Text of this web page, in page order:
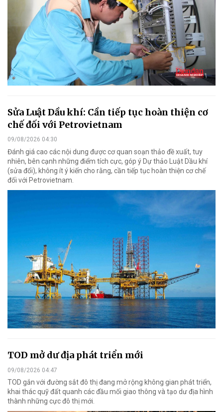
Sửa Luật Dầu khí: Cần tiếp tục hoàn thiện cơ
chế đối với Petrovietnam
09/08/2026 04:30
Đánh giá cao các nội dung được cơ quan soạn thảo đề xuất, tuy
nhiên, bên cạnh những điểm tích cực, góp ý Dự thảo Luật Dầu khí
(sửa đổi), không ít ý kiến cho rằng, cần tiếp tục hoàn thiện cơ chế
đối với Petrovietnam.
TOD mở dư địa phát triển mới
09/08/2026 04:47
TOD gắn với đường sắt đô thị đang mở rộng không gian phát triển,
khai thác quỹ đất quanh các đầu mối giao thông và tạo dư địa hình
thành những cực đô thị mới.